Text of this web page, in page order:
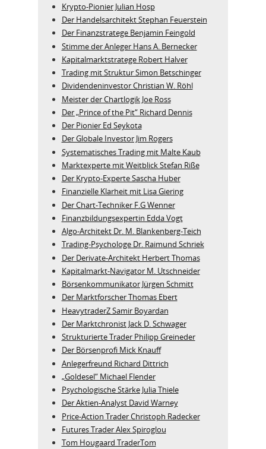
Krypto-Pionier Julian Hosp
Der Handelsarchitekt Stephan Feuerstein
Der Finanzstratege Benjamin Feingold
Stimme der Anleger Hans A. Bernecker
Kapitalmarktstratege Robert Halver
Trading mit Struktur Simon Betschinger
Dividendeninvestor Christian W. Röhl
Meister der Chartlogik Joe Ross
Der „Prince of the Pit“ Richard Dennis
Der Pionier Ed Seykota
Der Globale Investor Jim Rogers
Systematisches Trading mit Malte Kaub
Marktexperte mit Weitblick Stefan Riße
Der Krypto-Experte Sascha Huber
Finanzielle Klarheit mit Lisa Giering
Der Chart-Techniker F.G Wenner
Finanzbildungsexpertin Edda Vogt
Algo‑Architekt Dr. M. Blankenberg‑Teich
Trading-Psychologe Dr. Raimund Schriek
Der Derivate‑Architekt Herbert Thomas
Kapitalmarkt-Navigator M. Utschneider
Börsenkommunikator Jürgen Schmitt
Der Marktforscher Thomas Ebert
HeavytraderZ Samir Boyardan
Der Marktchronist Jack D. Schwager
Strukturierte Trader Philipp Greineder
Der Börsenprofi Mick Knauff
Anlegerfreund Richard Dittrich
„Goldesel“ Michael Flender
Psychologische Stärke Julia Thiele
Der Aktien-Analyst David Warney
Price-Action Trader Christoph Radecker
Futures Trader Alex Spiroglou
Tom Hougaard TraderTom